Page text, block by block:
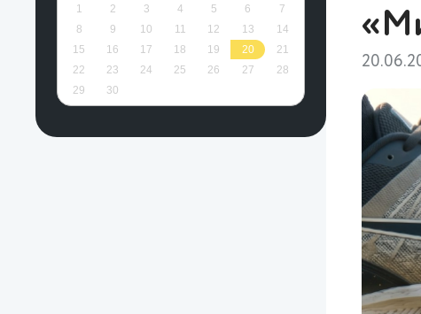
1
2 3 4 5 6
7
8
9 10 11 12 13
14
15
16 17 18 19 20
21
22
23 24 25 26 27
28
29
30